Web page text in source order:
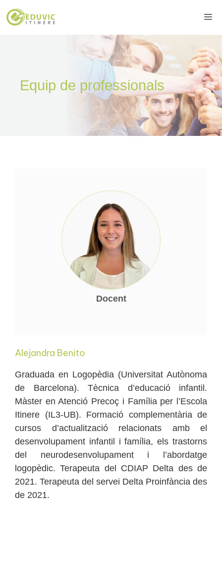
Equip de professionals
Docent
Alejandra Benito
Graduada en Logopèdia (Universitat Autònoma
de Barcelona). Tècnica d’educació infantil.
Màster en Atenció Precoç i Família per l’Escola
Itinere (IL3-UB). Formació complementària de
cursos d’actualització relacionats amb el
desenvolupament infantil i família, els trastorns
del neurodesenvolupament i l’abordatge
logopèdic. Terapeuta del CDIAP Delta des de
2021. Terapeuta del servei Delta Proinfància des
de 2021.